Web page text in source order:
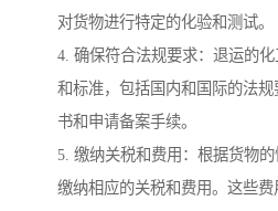
对货物进行特定的化验和测试。
4. 确保符合法规要求：退运的
和标准，包括国内和国际的法
书和申请备案手续。
5. 缴纳关税和费用：根据货物
缴纳相应的关税和费用。这些费